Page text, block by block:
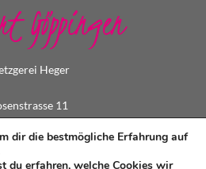
Göppingen
Heger
11
07161/73495
07161/79549
dir die bestmögliche Erfahrung auf
du erfahren, welche Cookies wir